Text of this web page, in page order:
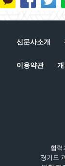
신문사소개
이용약관
협력
경기도